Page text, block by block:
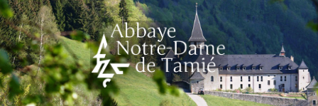
Aller
au
contenu.
|
Aller
à
la
navigation
Outils
personnels
Chercher par
Recherche
avancée…